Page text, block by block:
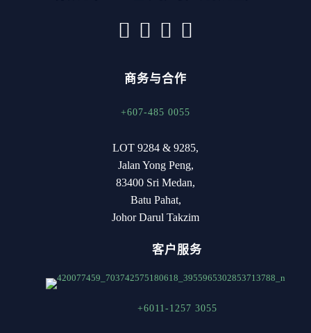
商务与合作
+607-485 0055
LOT 9284 & 9285,
Jalan Yong Peng,
83400 Sri Medan,
Batu Pahat,
Johor Darul Takzim
客户服务
+6011-1257 3055